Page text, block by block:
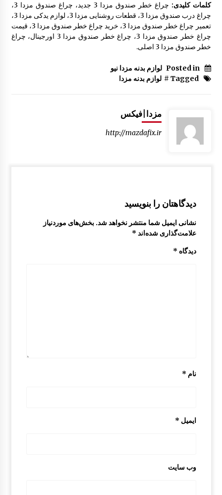
کلمات کلیدی:
چراغ خطر صندوق مزدا 3 جدید، چراغ صندوق مزدا 3،
چراغ درب صندوق مزدا 3، قطعات روشنایی مزدا 3، لوازم یدکی مزدا 3،
تعمیر چراغ خطر صندوق مزدا 3، خرید چراغ خطر صندوق مزدا 3، قیمت
چراغ خطر صندوق مزدا 3، چراغ خطر صندوق مزدا 3 اورجینال، چراغ
خطر صندوق مزدا 3 اصلی.
Posted in لوازم بدنه مزدا نیو
Tagged #
لوازم بدنه مزدا
مزدا|فیکس
http://mazdafix.ir
دیدگاهتان را بنویسید
نشانی ایمیل شما منتشر نخواهد شد. بخش‌های موردنیاز
علامت‌گذاری شده‌اند *
دیدگاه *
نام *
ایمیل *
وب‌ سایت